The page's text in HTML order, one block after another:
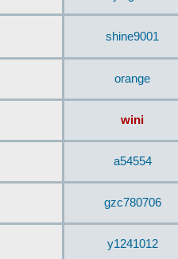
shine9001
orange
wini
a54554
gzc780706
y1241012